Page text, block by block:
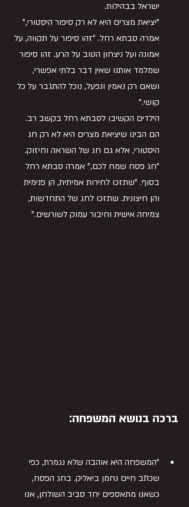
ישראל בבהילות.
"יציאת מצרים היא לא רק סיפור היסטורי,"
אמרה סבתא רחל. "זהו סיפור על תקווה, על
אמונה ועל ניצחון הטוב על הרע. זהו סיפור
שמלמד אותנו שאין דבר בלתי אפשרי,
ושאם רק נאמין ונפעל, נוכל להתגבר על כל
קושי."
הילדים הקשיבו לסבתא רחל בקשב רב.
הם הבינו שיציאת מצרים היא לא רק חג
היסטורי, אלא גם חג של השראה וחיזוק.
"חג פסח שמח לכם," אמרה סבתא רחל
בסוף. "שתזכו לחירות אמיתית, הן פנימית
והן חיצונית. שתזכו לחג של התחדשות,
צמיחה אישית וחיבור עמוק לשורשים."
ברכה בנושא המשפחה:
"המשפחה היא אוהבה שלא נגמרת, כפי
שכתב חיים נחמן ביאליק. בחג הפסח,
כשאנו מתאספים יחד סביב השולחן, אנו